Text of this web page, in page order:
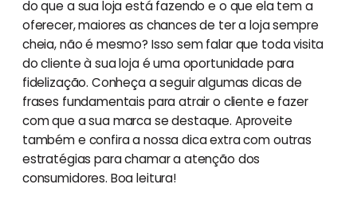
do que a sua loja está fazendo e o que ela tem a
oferecer, maiores as chances de ter a loja sempre
cheia, não é mesmo? Isso sem falar que toda visita
do cliente à sua loja é uma oportunidade para
fidelização. Conheça a seguir algumas dicas de
frases fundamentais para atrair o cliente e fazer
com que a sua marca se destaque. Aproveite
também e confira a nossa dica extra com outras
estratégias para chamar a atenção dos
consumidores. Boa leitura!